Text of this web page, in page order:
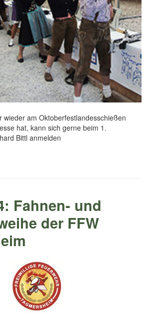
wieder am Oktoberfestlandesschießen
hat, kann sich gerne beim 1.
Bittl anmelden
Fahnen- und
der FFW